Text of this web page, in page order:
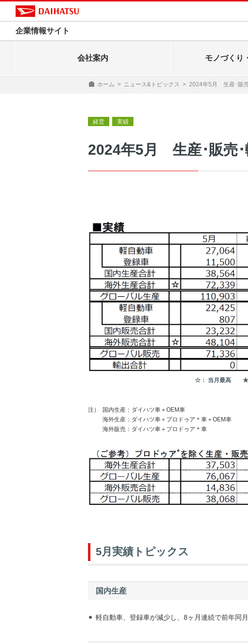
企業情報サイト
会社案内 モノづくり
ホーム > ニュース&トピックス > 2024年5月 生産･販
経営 実績
2024年5月 生産･販売･
☆： 当月最高 ★：
注）
国内生産：ダイハツ車＋OEM車
海外生産：ダイハツ車＋プロドゥア＊車＋OEM車
海外販売：ダイハツ車＋プロドゥア＊車
5月実績トピックス
国内生産
軽自動車、登録車が減少し、8ヶ月連続で前年同月